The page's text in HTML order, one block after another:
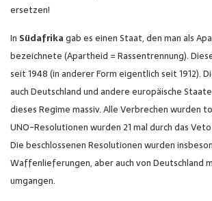
ersetzen!
In Südafrikagab es einen Staat, den man als
bezeichnete (Apartheid = Rassentrennung).
seit 1948 (in anderer Form eigentlich seit 1912).
auch Deutschland und andere europäische
dieses Regime massiv. Alle Verbrechen wurden
UNO-Resolutionen wurden 21 mal durch das
Die beschlossenen Resolutionen wurden
Waffenlieferungen, aber auch von Deutschland
umgangen.